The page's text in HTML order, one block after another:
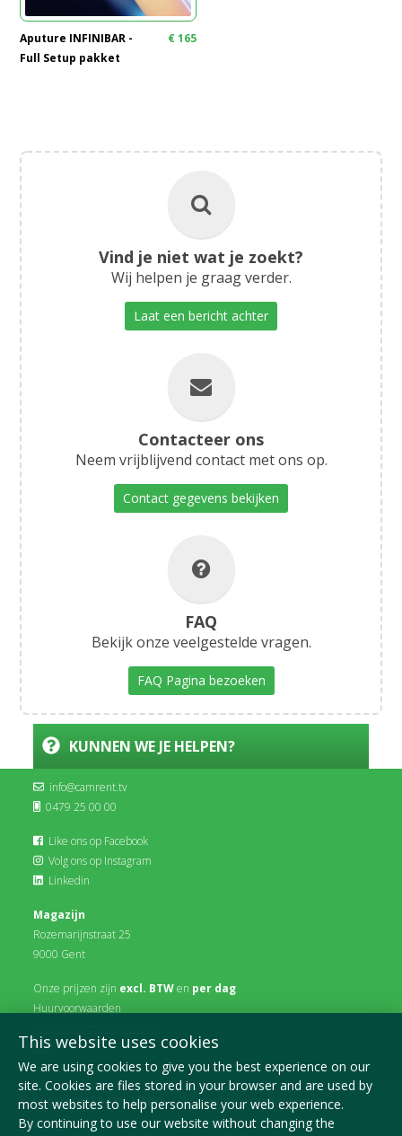
Aputure INFINIBAR -
Full Setup pakket
€165
Vind je niet wat je zoekt?
Wij helpen je graag verder.
Laat een bericht achter
Contacteer ons
Neem vrijblijvend contact met ons op.
Contact gegevens bekijken
FAQ
Bekijk onze veelgestelde vragen.
FAQ Pagina bezoeken
KUNNEN WE JE HELPEN?
info@camrent.tv
0479 25 00 00
Like ons op Facebook
Volg ons op Instagram
Linkedin
Magazijn
Rozemarijnstraat 25
9000 Gent
Onze prijzen zijn excl. BTWen per dag
Huurvoorwaarden
FAQ
© Copyright FRAME MEDIA— Alle rechten voorbehouden
Sitemap
This website uses cookies
We are using cookies to give you the best experience on our
site. Cookies are files stored in your browser and are used by
most websites to help personalise your web experience.
By continuing to use our website without changing the